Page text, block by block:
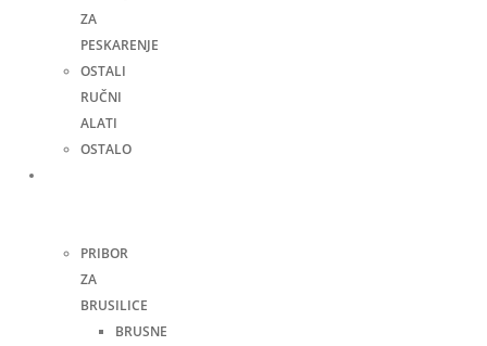
ZA
PESKARENJE
OSTALI
RUČNI
ALATI
OSTALO
PRIBOR
ZA
BRUSILICE
BRUSNE